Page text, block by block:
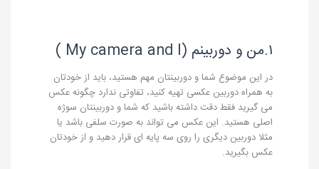
۱.من و دوربینم (My camera and I )
در این موضوع شما و دوربینتان مهم هستید، باید از خودتان
به همراه دوربین عکسی تهیه کنید، تفاوتی ندارد چگونه عکس
می گیرید فقط دقت داشته باشید که شما و دوربینتان سوژه
اصلی هستید. این عکس می تواند به صورت سلفی باشد یا
مثلا دوربین دیگری را روی سه پایه ای قرار دهید و از خودتان
عکس بگیرید.